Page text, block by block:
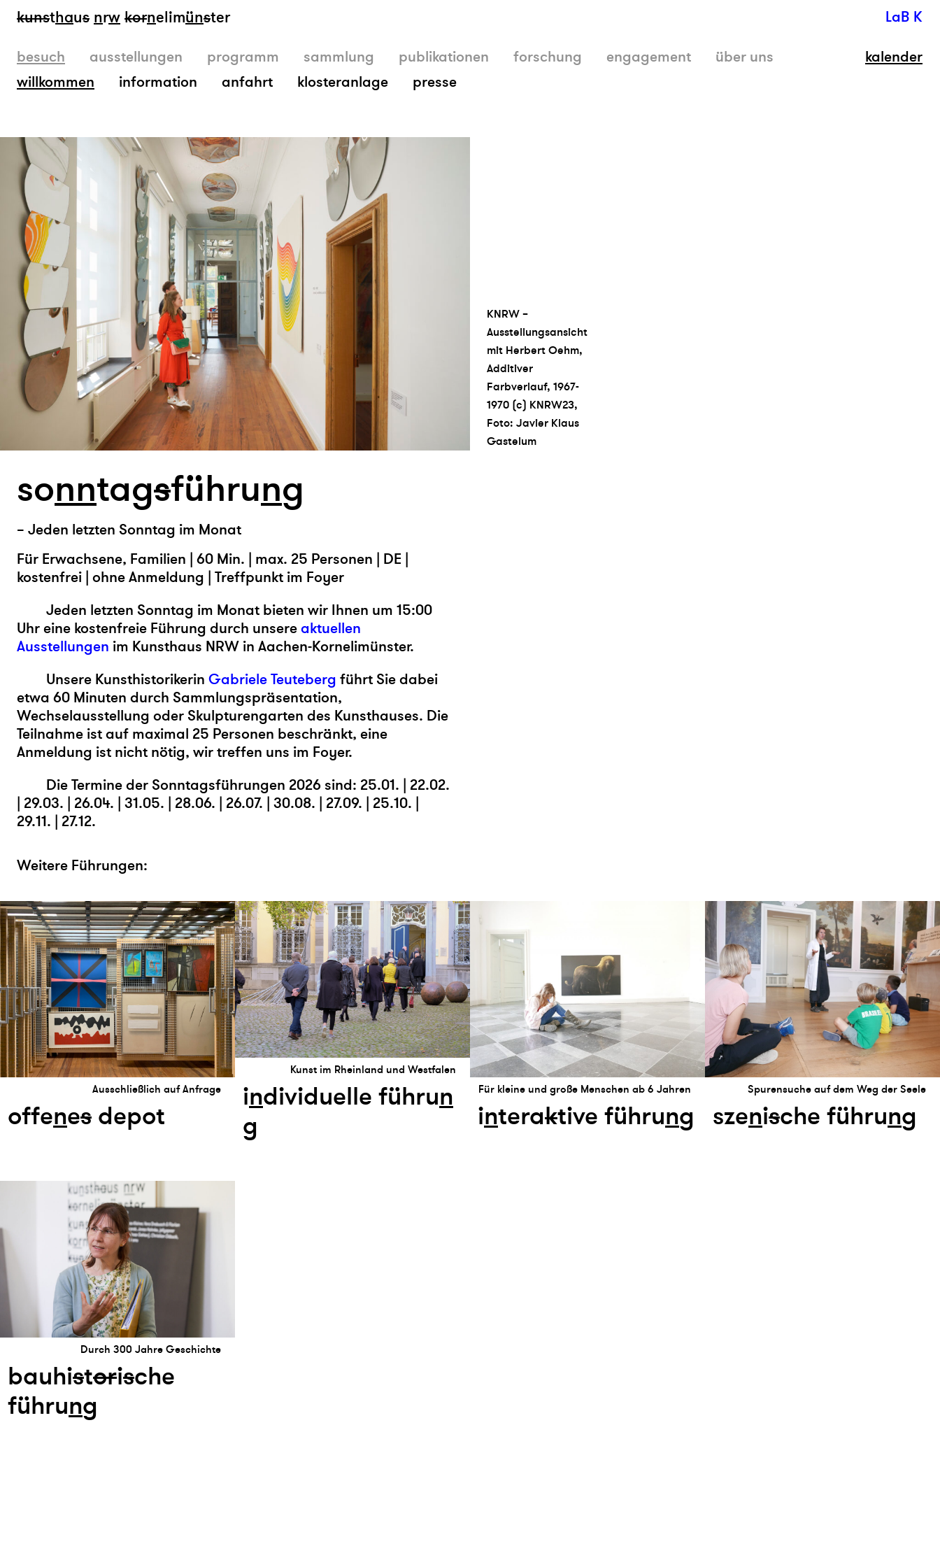
kunsthaus nrw kornelimünster
besuch
willkommen
information anfahrt klosteranlage presse
ausstellungen programm sammlung publikationen forschung engagement über uns
kalender
LaB K
KNRW –
Ausstellungsansicht
mit Herbert Oehm,
Additiver
Farbverlauf, 1967-
1970 (c) KNRW23,
Foto: Javier Klaus
Gastelum
sonntagsführung
– Jeden letzten Sonntag im Monat
Für Erwachsene, Familien | 60 Min. | max. 25 Personen | DE |
kostenfrei | ohne Anmeldung | Treffpunkt im Foyer
Jeden letzten Sonntag im Monat bieten wir Ihnen um 15:00
Uhr eine kostenfreie Führung durch unsereaktuellen
Ausstellungen im Kunsthaus NRW in Aachen-Kornelimünster.
Unsere Kunsthistorikerin Gabriele Teuteberg führt Sie dabei
etwa 60 Minuten durch Sammlungspräsentation,
Wechselausstellung oder Skulpturengarten des Kunsthauses. Die
Teilnahme ist auf maximal 25 Personen beschränkt, eine
Anmeldung ist nicht nötig, wir treffen uns im Foyer.
Die Termine der Sonntagsführungen 2026 sind: 25.01. | 22.02.
| 29.03. | 26.04. | 31.05. | 28.06. | 26.07. | 30.08. | 27.09. | 25.10. |
29.11. | 27.12.
Weitere Führungen:
Ausschließlich auf Anfrage
offenesdepot
Kunst im Rheinland und Westfalen
individuelle führun
g
Für kleine und große Menschen ab 6 Jahren
interaktive führung
Spurensuche auf dem Weg der Seele
szenische führung
Durch 300 Jahre Geschichte
bauhistorische
führung